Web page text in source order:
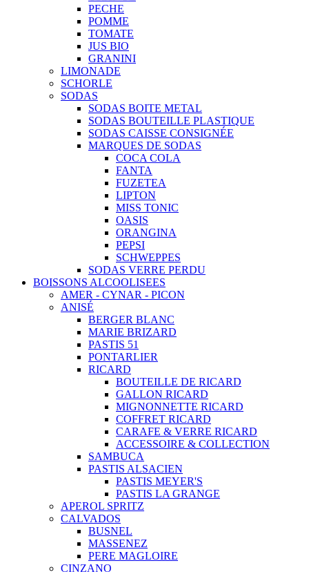
PECHE
POMME
TOMATE
JUS BIO
GRANINI
LIMONADE
SCHORLE
SODAS
SODAS BOITE METAL
SODAS BOUTEILLE PLASTIQUE
SODAS CAISSE CONSIGNÉE
MARQUES DE SODAS
COCA COLA
FANTA
FUZETEA
LIPTON
MISS TONIC
OASIS
ORANGINA
PEPSI
SCHWEPPES
SODAS VERRE PERDU
BOISSONS ALCOOLISEES
AMER - CYNAR - PICON
ANISÉ
BERGER BLANC
MARIE BRIZARD
PASTIS 51
PONTARLIER
RICARD
BOUTEILLE DE RICARD
GALLON RICARD
MIGNONNETTE RICARD
COFFRET RICARD
CARAFE & VERRE RICARD
ACCESSOIRE & COLLECTION
SAMBUCA
PASTIS ALSACIEN
PASTIS MEYER'S
PASTIS LA GRANGE
APEROL SPRITZ
CALVADOS
BUSNEL
MASSENEZ
PERE MAGLOIRE
CINZANO